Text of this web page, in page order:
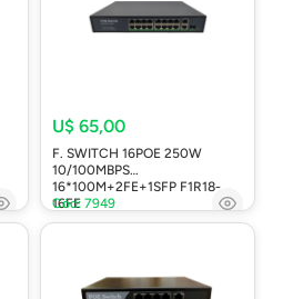
U$ 65,00
F. SWITCH 16POE 250W
10/100MBPS
16*100M+2FE+1SFP F1R18-
16FE
Cód: 7949